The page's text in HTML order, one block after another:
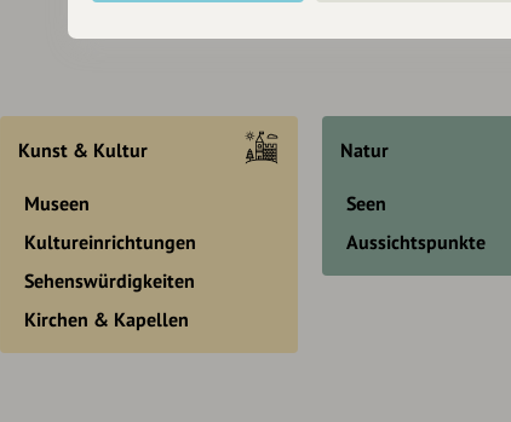
Kunst & Kultur
Museen
Kultureinrichtungen
Sehenswürdigkeiten
Kirchen & Kapellen
Natur
Seen
Aussichtspunkte